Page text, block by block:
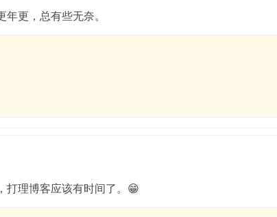
更，总有些无奈。
打理博客应该有时间了。😁